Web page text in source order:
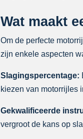
Wat maakt
Om de perfecte
zijn enkele aspecten
Slagingspercentage:
kiezen van motorrijles
Gekwalificeerde
vergroot de kans op